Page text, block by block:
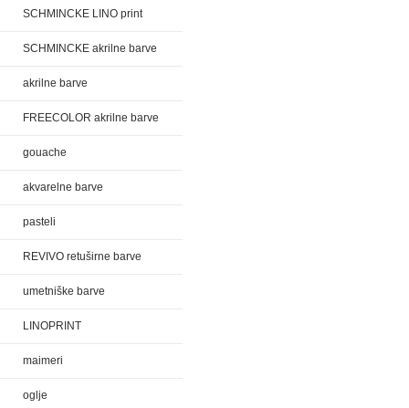
SCHMINCKE LINO print
SCHMINCKE akrilne barve
akrilne barve
FREECOLOR akrilne barve
gouache
akvarelne barve
pasteli
REVIVO retuširne barve
umetniške barve
LINOPRINT
maimeri
oglje